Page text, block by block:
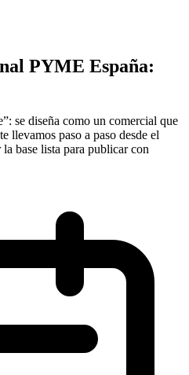
PYME España:
se diseña como un comercial que
llevamos paso a paso desde el
base lista para publicar con